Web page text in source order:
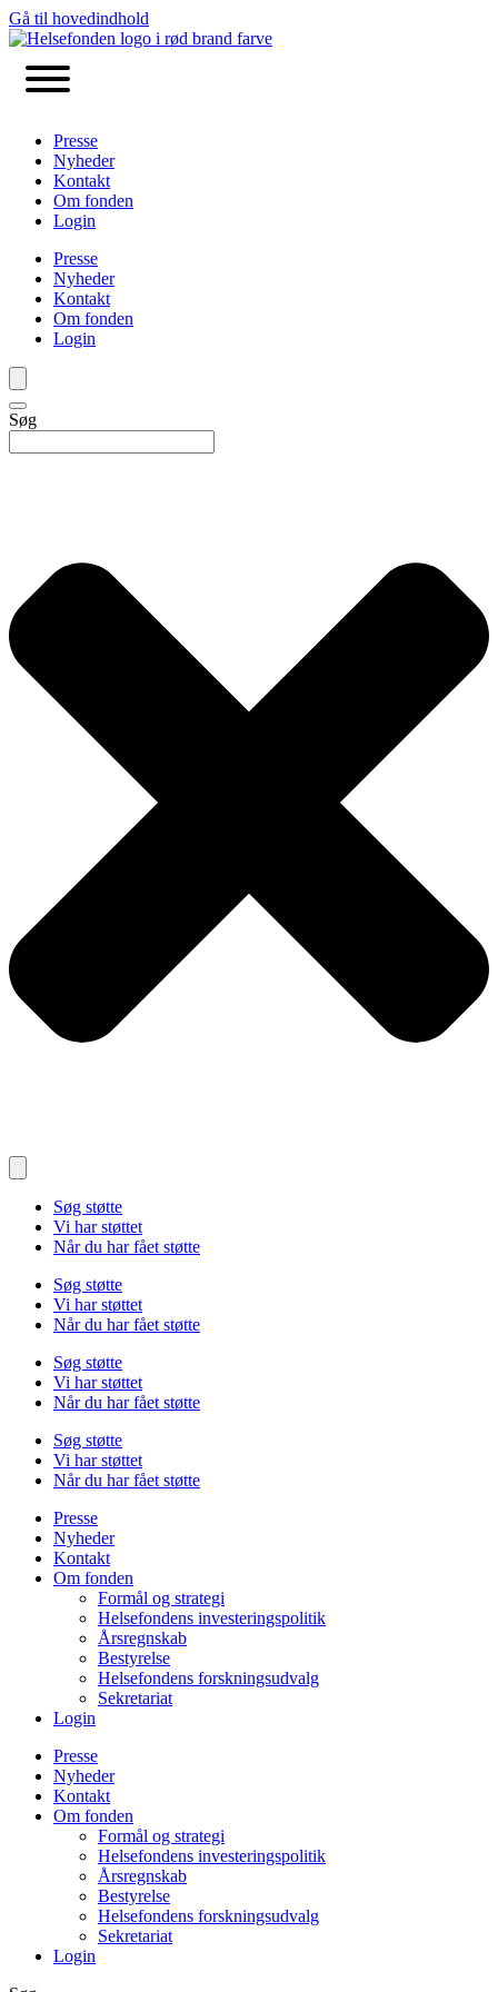
Gå til hovedindhold
Presse
Nyheder
Kontakt
Om fonden
Login
Presse
Nyheder
Kontakt
Om fonden
Login
Søg
Søg støtte
Vi har støttet
Når du har fået støtte
Søg støtte
Vi har støttet
Når du har fået støtte
Søg støtte
Vi har støttet
Når du har fået støtte
Søg støtte
Vi har støttet
Når du har fået støtte
Presse
Nyheder
Kontakt
Om fonden
Formål og strategi
Helsefondens investeringspolitik
Årsregnskab
Bestyrelse
Helsefondens forskningsudvalg
Sekretariat
Login
Presse
Nyheder
Kontakt
Om fonden
Formål og strategi
Helsefondens investeringspolitik
Årsregnskab
Bestyrelse
Helsefondens forskningsudvalg
Sekretariat
Login